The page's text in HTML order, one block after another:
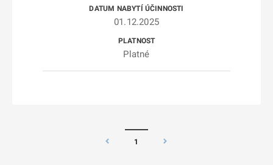
01.12.2025
Platné
1